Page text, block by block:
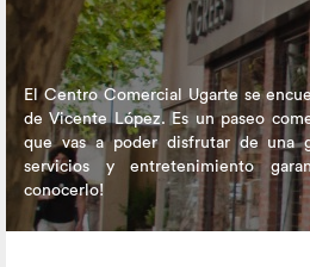
El Centro Comercial Ugarte se
de Vicente López. Es un paseo
que vas a poder disfrutar de una
servicios y entretenimiento
conocerlo!